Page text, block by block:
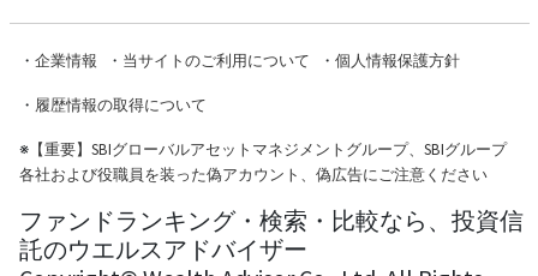
・ 企業情報 ・ 当サイトのご利用について ・ 個人情報保護方針
・ 履歴情報の取得について
※【重要】SBIグローバルアセットマネジメントグループ、SBIグループ
各社および役職員を装った偽アカウント、偽広告にご注意ください
ファンドランキング・検索・比較なら、投資信
託のウエルスアドバイザー